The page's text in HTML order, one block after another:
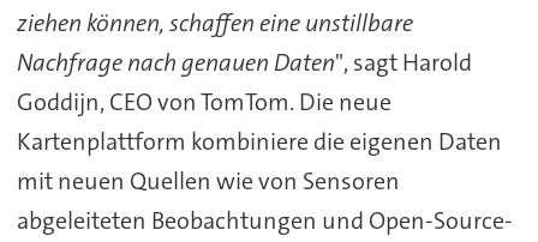
ziehen können, schaffen eine unstillbare
Nachfrage nach genauen Daten", sagt Harold
Goddijn, CEO von TomTom. Die neue
Kartenplattform kombiniere die eigenen Daten
mit neuen Quellen wie von Sensoren
abgeleiteten Beobachtungen und Open-Source-